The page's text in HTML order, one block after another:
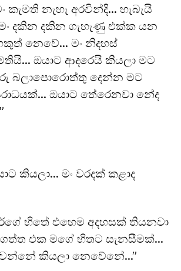
නැහැ අරවින්දි… හැබැයි
දකින දකින ගැහැණු එක්ක යන
නෙවේ… මං නිදහස්
ඔයාට ආදරෙයි කියලා මට
බලාපොරොත්තු දෙන්න මට
ඔයාට තේරෙනවා නේද
කියලා… මං වරදක් කළාද
හිතේ එහෙම අදහසක් තියනවා
එක මගේ හිතට සැනසීමක්…
කියලා නෙවේනේ…”